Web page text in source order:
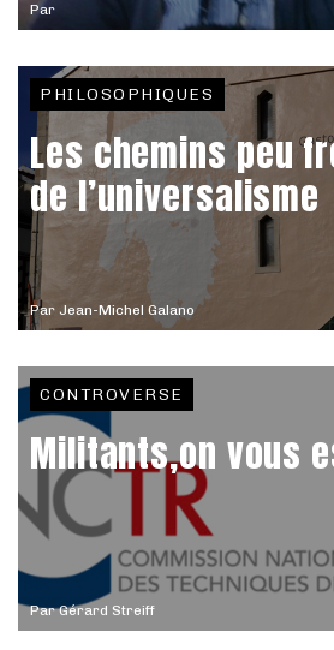
Par
Par Jean-Michel Galano
PHILOSOPHIQUES
Les chemins peu
de l’universalisme
ParGérard Streiff
CONTROVERSE
Militants,on vous